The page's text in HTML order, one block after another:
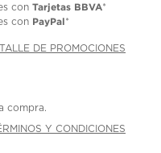
conTarjetas BBVA*
con PayPal*
DE PROMOCIONES
compra.
Y CONDICIONES